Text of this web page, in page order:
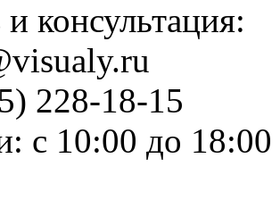
и консультация:
228-18-15
с 10:00 до 18:00